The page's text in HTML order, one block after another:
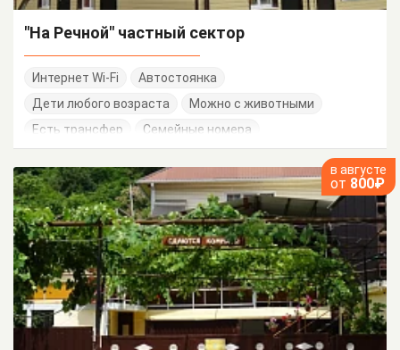
"На Речной" частный сектор
Интернет Wi-Fi
Автостоянка
Дети любого возраста
Можно с животными
Есть трансфер
Семейные номера
в августе
от 800₽